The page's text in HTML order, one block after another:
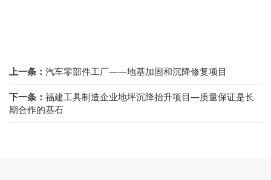
上一条： 汽车零部件工厂——地基加固和沉降修复项目
下一条： 福建工具制造企业地坪沉降抬升项目—质量保证是长
期合作的基石